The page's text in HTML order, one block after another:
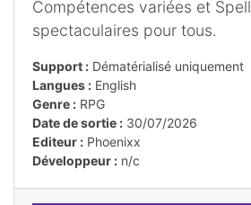
Compétences variées et
spectaculaires pour tous.
Support : Dématérialisé uniquement
Langues : English
Genre : RPG
Date de sortie : 30/07/2026
Editeur : Phoenixx
Développeur : n/c